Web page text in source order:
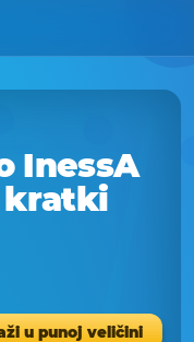
InessA
kratki
u punoj veličini